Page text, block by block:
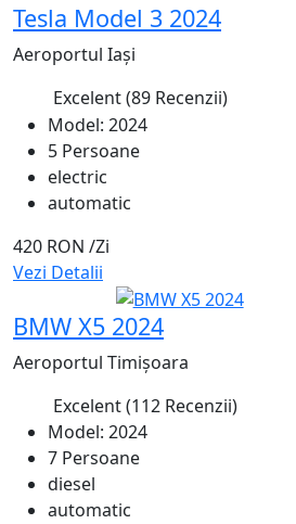
Tesla Model 3 2024
Aeroportul Iași
Excelent (89 Recenzii)
Model: 2024
5 Persoane
electric
automatic
420 RON /Zi
Vezi Detalii
BMW X5 2024
Aeroportul Timișoara
Excelent (112 Recenzii)
Model: 2024
7 Persoane
diesel
automatic